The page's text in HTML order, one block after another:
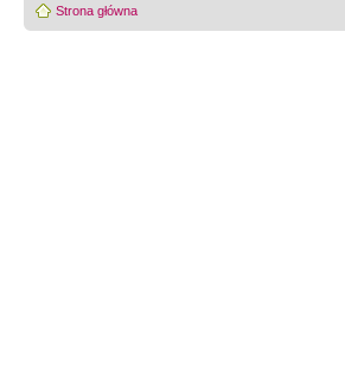
Strona główna